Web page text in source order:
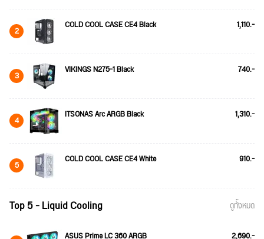
2 COLD COOL CASE CE4 Black 1,110.-
3 VIKINGS N275-1 Black 740.-
4 ITSONAS Arc ARGB Black 1,310.-
5 COLD COOL CASE CE4 White 910.-
Top 5 - Liquid Cooling ดูทั้งหมด